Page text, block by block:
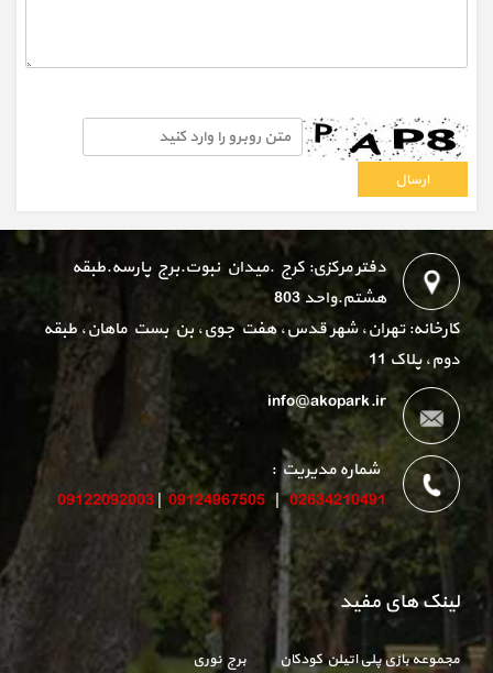
دفتر مرکزی: کرج .میدان نبوت.برج پارسه.طبقه
هشتم.واحد 803
کارخانه: تهران، شهر قدس، هفت جوی، بن بست ماهان، طبقه
دوم، پلاک 11
info@akopark.ir
شماره مدیریت :
02634210491
|
09124967505
|
09122092003
لینک های مفید
مجموعه بازی پلی اتیلن کودکان
برج نوری